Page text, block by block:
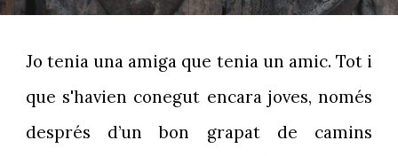
Jo tenia una amiga que tenia un amic. Tot i
que s'havien conegut encara joves, només
després d’un bon grapat de camins